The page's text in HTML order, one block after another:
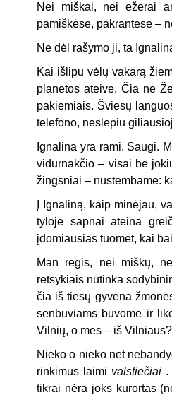
Nei miškai, nei ežerai
pamiškėse, pakrantėse –
Ne dėl rašymo ji, ta
Kai išlipu vėlų vakarą
planetos ateive. Čia ne
pakiemiais. Šviesų
telefono, neslepiu
Ignalina yra rami. Saugi.
vidurnakčio – visai be
žingsniai – nustembame:
Į Ignaliną, kaip minėjau,
tyloje sapnai ateina
įdomiausias tuomet, kai
Man regis, nei miškų,
retsykiais nutinka
čia iš tiesų gyvena
senbuviams buvome ir
Vilnių, o mes – iš Vilniaus?
Nieko o nieko net
rinkimus laimi valstiečiai .
tikrai nėra joks kurortas